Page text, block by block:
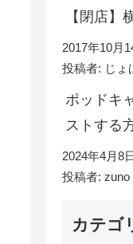
【閉店】
2017年10月
投稿者: じょ
ポッドキ
ストする
2024年4月8日
投稿者: zuno
カテゴ